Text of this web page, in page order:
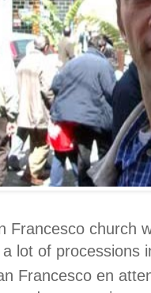
Francesco church
lot of processions
Francesco en